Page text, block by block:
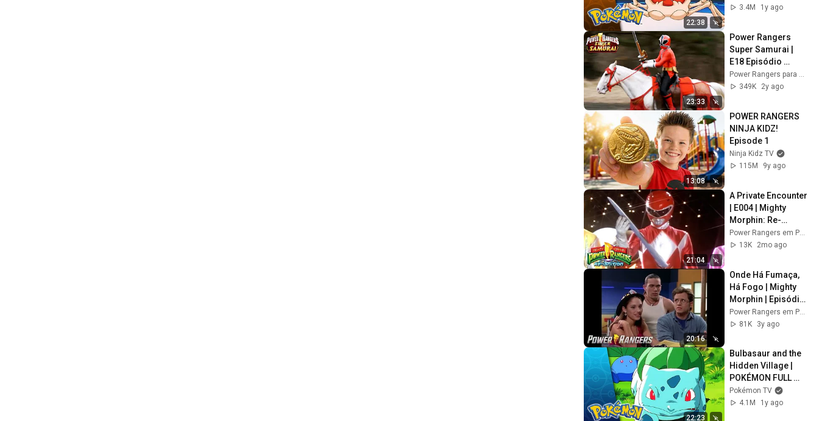
22:38
3.4M
1y ago
23:33
Power Rangers
Super Samurai |
E18 Episódio
Completo | Power
Rangers Para
349K
2y ago
13:08
POWER RANGERS
NINJA KIDZ!
Episode 1
Ninja Kidz TV
115M
9y ago
21:04
A Private Encounter
| E004 | Mighty
Morphin: Re-
Ignition | Power
Rangers for Kids
13K
2mo ago
20:16
Onde Há Fumaça,
Há Fogo | Mighty
Morphin | Episódio
Completo | S02 E34
| Power Rangers
81K
3y ago
22:23
Bulbasaur and the
Hidden Village |
POKÉMON FULL
EPISODE 10 |
Season 1
Pokémon TV
4.1M
1y ago